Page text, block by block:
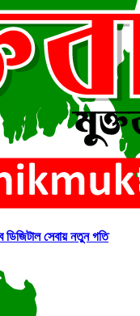
সেবায় নতুন গতি